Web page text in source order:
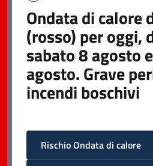
Ondata di calore
(rosso) per oggi,
sabato 8 agosto
agosto. Grave
incendi boschivi
Rischio Ondata di calore